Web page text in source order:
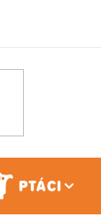
PTÁCI